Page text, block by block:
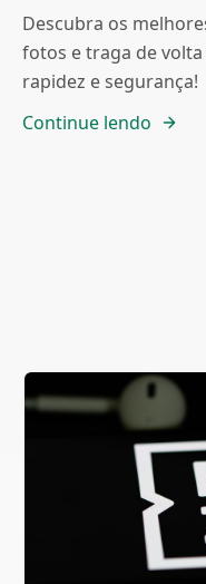
Descubra os
fotos e traga de
rapidez e segurança!
Continue lendo